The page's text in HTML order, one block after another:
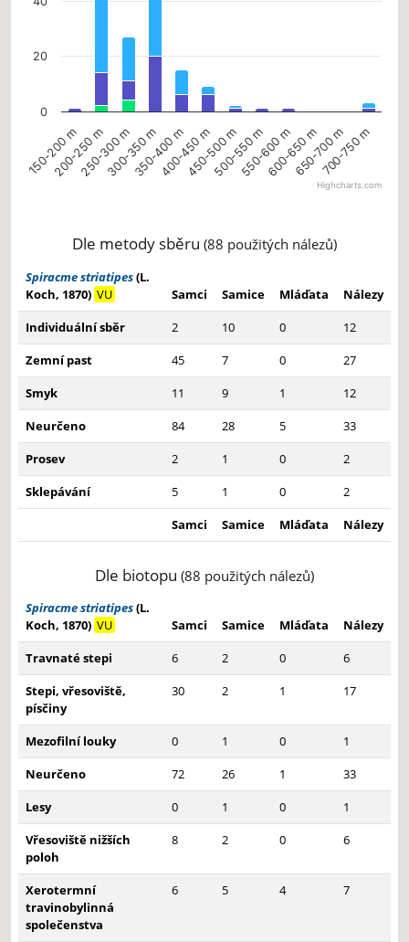
150-200 m
200-250 m250-300 m300-350 m350-400 m400-450 m450-500 m500-550 m550-600 m600-650 m650-700 m700-750 m
0
20
Highcharts.com
Dle metody sběru (88 použitých nálezů)
Spiracme striatipes(L.
Koch, 1870) VU Samci Samice Mláďata
Nálezy
Individuální sběr
2 10 0
12
Zemní past
45 7 0
27
Smyk
11 9 1
12
Neurčeno
84 28 5
33
Prosev
2 1 0
2
Sklepávání
5 1 0
2
Samci
Samice Mláďata Nálezy
Dle biotopu (88 použitých nálezů)
Spiracme striatipes(L.
Koch, 1870) VU Samci Samice Mláďata
Nálezy
Travnaté stepi
6 2 0
6
Stepi, vřesoviště,
písčiny
30 2 1 17
Mezofilní louky 0 1 0
1
Neurčeno
72 26 1
33
Lesy
0 1 0
1
Vřesoviště nižších
poloh
8 2 0 6
Xerotermní
travinobylinná
společenstva
6 5 4 7